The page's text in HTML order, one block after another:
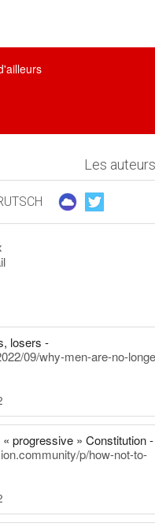
Les
losers -
09/why-men-are-no-
progressive » Constitution -
p/how-not-to-